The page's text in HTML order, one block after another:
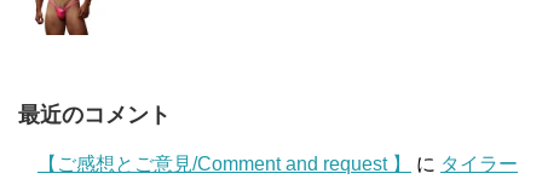
最近のコメント
【ご感想とご意見/Comment and request 】 に タイラー